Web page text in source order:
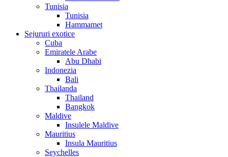
Tunisia
Tunisia
Hammamet
Sejururi exotice
Cuba
Emiratele Arabe
Abu Dhabi
Indonezia
Bali
Thailanda
Thailand
Bangkok
Maldive
Insulele Maldive
Mauritius
Insula Mauritius
Seychelles